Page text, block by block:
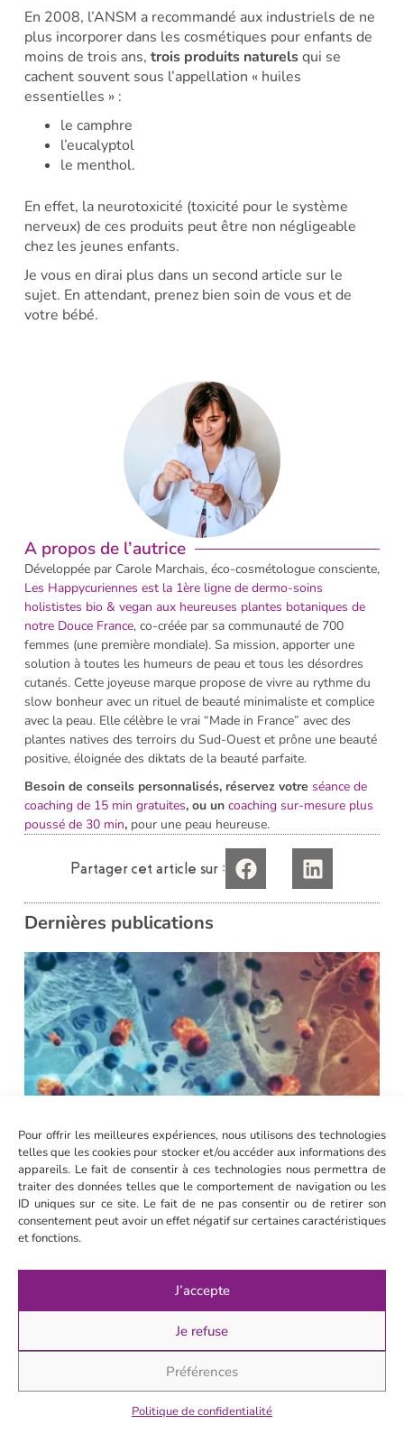
Pour offrir les meilleures expériences, nous utilisons des technologies
telles que les cookies pour stocker et/ou accéder aux informations des
appareils. Le fait de consentir à ces technologies nous permettra de
traiter des données telles que le comportement de navigation ou les
ID uniques sur ce site. Le fait de ne pas consentir ou de retirer son
consentement peut avoir un effet négatif sur certaines caractéristiques
et fonctions.
J’accepte
Je refuse
Préférences
Politique de confidentialité
En 2008, l’ANSM a recommandé aux industriels de ne
plus incorporer dans les cosmétiques pour enfants de
moins de trois ans, trois produits naturelsqui se
cachent souvent sous l’appellation « huiles
essentielles » :
le camphre
l’eucalyptol
le menthol.
En effet, la neurotoxicité (toxicité pour le système
nerveux) de ces produits peut être non négligeable
chez les jeunes enfants.
Je vous en dirai plus dans un second article sur le
sujet. En attendant, prenez bien soin de vous et de
votre bébé.
A propos de l’autrice
Développée par Carole Marchais, éco-cosmétologue consciente,
Les Happycuriennes est la 1ère ligne de dermo-soins
holististes bio & vegan aux heureuses plantes botaniques de
notre Douce France,co-créée par sa communauté de 700
femmes (une première mondiale). Sa mission, apporter une
solution à toutes les humeurs de peau et tous les désordres
cutanés. Cette joyeuse marque propose de vivre au rythme du
slow bonheur avec un rituel de beauté minimaliste et complice
avec la peau. Elle célèbre le vrai “Made in France” avec des
plantes natives des terroirs du Sud-Ouest et prône une beauté
positive, éloignée des diktats de la beauté parfaite.
Besoin de conseils personnalisés, réservez votre séance de
coaching de 15 min gratuites, ou un coaching sur-mesure plus
poussé de 30 min, pour une peau heureuse.
Partager cet article sur :
Dernières publications